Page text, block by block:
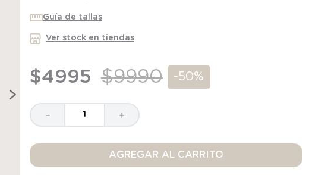
Guía de tallas
Ver stock en tiendas
$4995 $9990 -50%
＋
－
AGREGAR AL CARRITO